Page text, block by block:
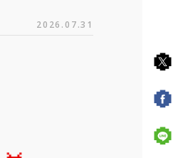
2026.07.31